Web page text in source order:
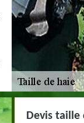
Devis taille